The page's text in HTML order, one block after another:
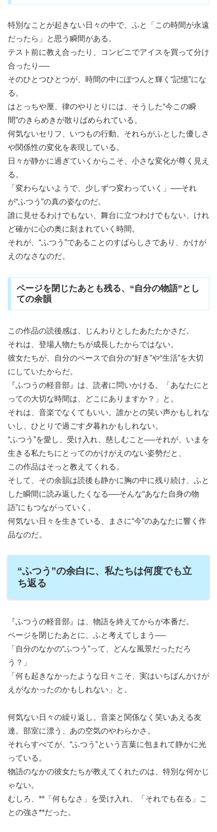
特別なことが起きない日々の中で、ふと「この時間が永遠
だったら」と思う瞬間がある。
テスト前に教え合ったり、コンビニでアイスを買って分け
合ったり──
そのひとつひとつが、時間の中にぽつんと輝く“記憶”にな
る。
はとっちや厘、律のやりとりには、そうした“今この瞬
間”のきらめきが散りばめられている。
何気ないセリフ、いつもの行動、それらがふとした優しさ
や関係性の変化を表現している。
日々が静かに過ぎていくからこそ、小さな変化が尊く見え
る。
「変わらないようで、少しずつ変わっていく」──それ
が“ふつう”の真の姿なのだ。
誰に見せるわけでもない、舞台に立つわけでもない、けれ
ど確かに心の奥に刻まれていく時間。
それが、“ふつう”であることのすばらしさであり、かけが
えのなさなのだ。
ページを閉じたあとも残る、“自分の物語”とし
ての余韻
この作品の読後感は、じんわりとしたあたたかさだ。
それは、登場人物たちが成長したからではない。
彼女たちが、自分のペースで自分の“好き”や“生活”を大切
にしていたからだ。
『ふつうの軽音部』は、読者に問いかける。「あなたにと
っての大切な時間は、どこにありますか？」と。
それは、音楽でなくてもいい。誰かとの笑い声かもしれな
いし、ひとりで過ごす夕暮れかもしれない。
“ふつう”を愛し、受け入れ、慈しむこと──それが、いまを
生きる私たちにとってのかけがえのない姿勢だと、
この作品はそっと教えてくれる。
そして、その余韻は読後も静かに胸の中に残り続け、ふと
した瞬間に読み返したくなる──そんな“あなた自身の物
語”にもつながっていく。
何気ない日々を生きている、まさに“今”のあなたに響く作
品なのだ。
“ふつう”の余白に、私たちは何度でも立
ち返る
『ふつうの軽音部』は、物語を終えてからが本番だ。
ページを閉じたあとに、ふと考えてしまう──
「自分のなかの“ふつう”って、どんな風景だっただろ
う？」
「何も起きなかったような日々こそ、実はいちばんかけが
えがなかったのかもしれない」と。
何気ない日々の繰り返し。音楽と関係なく笑いあえる友
達。部室に漂う、あの空気のやわらかさ。
それらすべてが、“ふつう”という言葉に包まれて静かに光
っている。
物語のなかの彼女たちが教えてくれたのは、特別な何かじ
ゃない。
むしろ、**「何もなさ」を受け入れ、「それでも在る」こ
との強さ**だった。